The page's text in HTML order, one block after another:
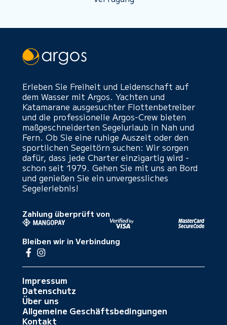
Erleben Sie Freiheit und Leidenschaft auf
dem Wasser mit Argos. Yachten und
Katamarane ausgesuchter Flottenbetreiber
und die professionelle Argos-Crew bieten
maßgeschneiderten Segelurlaub in Nah und
Fern. Ob Sie eine ruhige Auszeit oder den
sportlichen Segeltörn suchen: Wir sorgen
dafür, dass jede Charter einzigartig wird -
schon seit 1979. Gehen Sie mit uns an Bord
und genießen Sie ein unvergessliches
Segelerlebnis!
Zahlung überprüft von
Bleiben wir in Verbindung
Impressum
Datenschutz
Über uns
Allgemeine Geschäftsbedingungen
Kontakt